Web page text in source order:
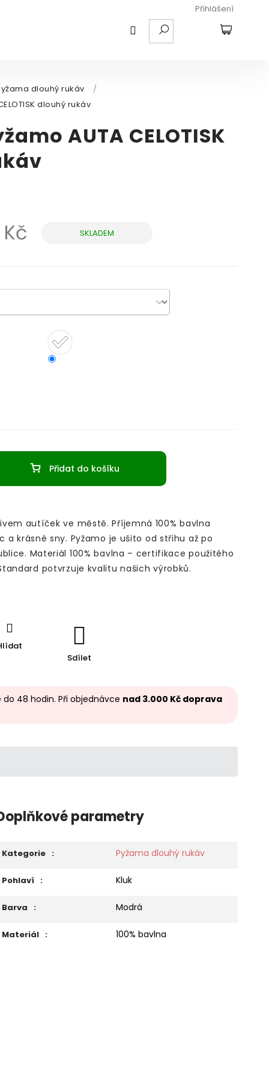
Přihlášení
HLEDAT
NÁKUPNÍ
dlouhý rukáv
/
dlouhý rukáv
AUTA CELOTISK
MěrnáSKLADEM
Přidat do košíku
autíček ve městě. Příjemná 100% bavlna
a krásné sny. Pyžamo je ušito od střihu až po
Materiál 100% bavlna – certifikace použitého
potvrzuje kvalitu našich výrobků.
Sdílet
48 hodin. Při objednávce nad 3.000 Kč doprava
parametry
Kategorie : Pyžama dlouhý rukáv
Pohlaví : Kluk
Barva : Modrá
Materiál : 100% bavlna